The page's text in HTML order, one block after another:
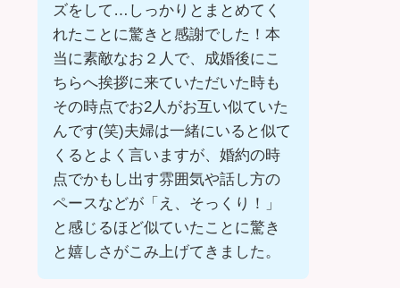
ズをして…しっかりとまとめてく
れたことに驚きと感謝でした！本
当に素敵なお２人で、成婚後にこ
ちらへ挨拶に来ていただいた時も
その時点でお2人がお互い似ていた
んです(笑)夫婦は一緒にいると似て
くるとよく言いますが、婚約の時
点でかもし出す雰囲気や話し方の
ペースなどが「え、そっくり！」
と感じるほど似ていたことに驚き
と嬉しさがこみ上げてきました。